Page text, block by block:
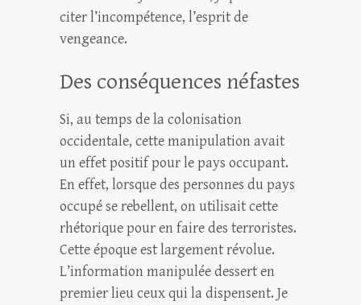
citer l’incompétence, l’esprit de
vengeance.
Des conséquences néfastes
Si, au temps de la colonisation
occidentale, cette manipulation avait
un effet positif pour le pays occupant.
En effet, lorsque des personnes du pays
occupé se rebellent, on utilisait cette
rhétorique pour en faire des terroristes.
Cette époque est largement révolue.
L’information manipulée dessert en
premier lieu ceux qui la dispensent. Je